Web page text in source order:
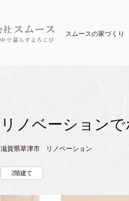
スムースの家づくり
リノベーション
滋賀県草津市 リノベーション
2階建て